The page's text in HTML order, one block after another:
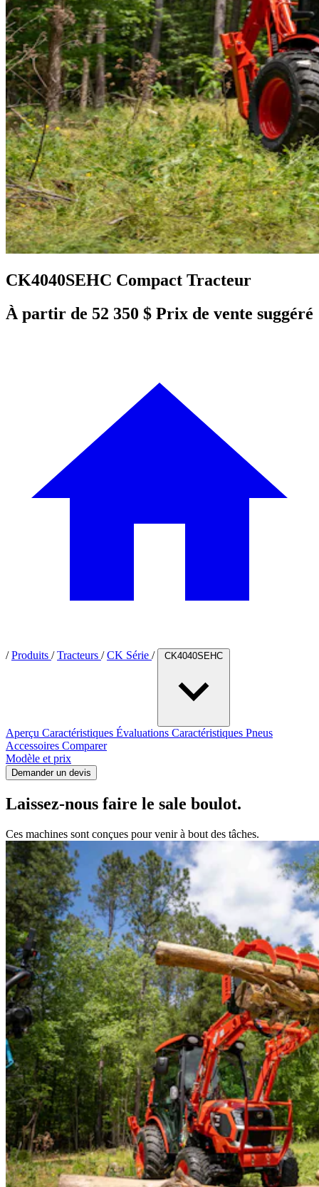
CK4040SEHC Compact Tracteur
À partir de 52 350 $ Prix de vente suggéré
/ Produits / Tracteurs / CK Série / CK4040SEHC
Aperçu Caractéristiques Évaluations Caractéristiques Pneus
Accessoires Comparer
Modèle et prix
Demander un devis
Laissez-nous faire le sale boulot.
Ces machines sont conçues pour venir à bout des tâches.